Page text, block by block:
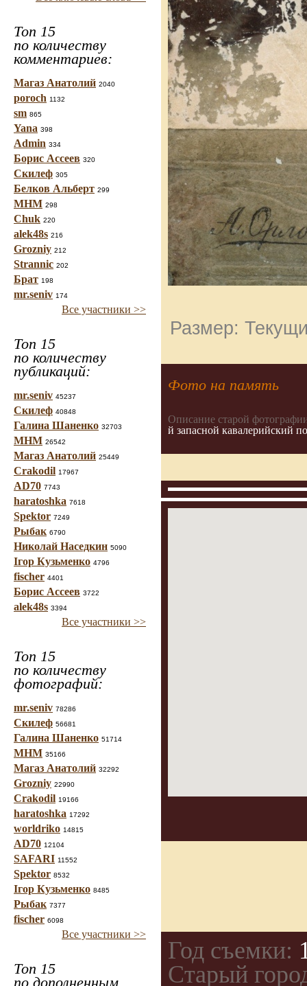
Топ 15
по количеству
комментариев:
Магаз Анатолий 2040
poroch 1132
sm 865
Yana 398
Admin 334
Борис Ассеев 320
Скилеф 305
Белков Альберт 299
МНМ 298
Chuk 220
alek48s 216
Grozniy 212
Strannic 202
Брат 198
mr.seniv 174
Все участники >>
Топ 15
по количеству
публикаций:
mr.seniv 45237
Скилеф 40848
Галина Шаненко 32703
МНМ 26542
Магаз Анатолий 25449
Crakodil 17967
AD70 7743
haratoshka 7618
Spektor 7249
Рыбак 6790
Николай Наседкин 5090
Ігор Кузьменко 4796
fischer 4401
Борис Ассеев 3722
alek48s 3394
Все участники >>
Топ 15
по количеству
фотографий:
mr.seniv 78286
Скилеф 56681
Галина Шаненко 51714
МНМ 35166
Магаз Анатолий 32292
Grozniy 22990
Crakodil 19166
haratoshka 17292
worldriko 14815
AD70 12104
SAFARI 11552
Spektor 8532
Ігор Кузьменко 8485
Рыбак 7377
fischer 6098
Все участники >>
Топ 15
по дополненным
Размер:
Фото на память
Описание старой
й запасной кавалерийский
Год съемки:
Старый